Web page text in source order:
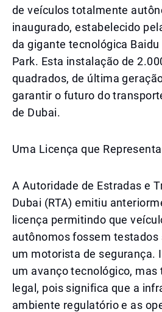
de veículos totalmente
inaugurado, estabelecido
da gigante tecnológica Baidu
Park. Esta instalação de
quadrados, de última
garantir o futuro do
de Dubai.
Uma Licença que
A Autoridade de Estradas e
Dubai (RTA) emitiu
licença permitindo que
autônomos fossem testados
um motorista de segurança.
um avanço tecnológico,
legal, pois significa que a
ambiente regulatório e as